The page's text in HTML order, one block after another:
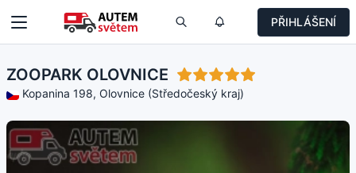
PŘIHLÁŠENÍ
ZOOPARK OLOVNICE
Kopanina 198, Olovnice (Středočeský kraj)